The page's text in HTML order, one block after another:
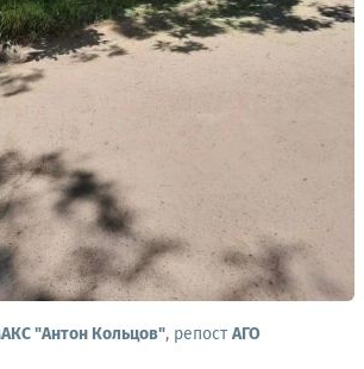
"Антон Кольцов", репостАГО